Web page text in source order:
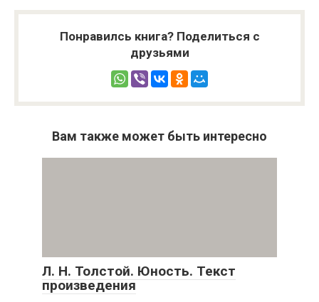
Понравилсь книга? Поделиться с
друзьями
Вам также может быть интересно
Л. Н. Толстой. Юность. Текст
произведения